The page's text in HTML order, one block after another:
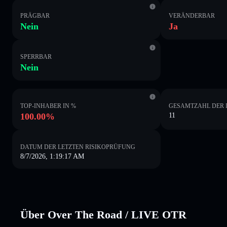
PRÄGBAR
Nein
VERÄNDERBAR
Ja
SPERRBAR
Nein
TOP-INHABER IN %
100.00%
GESAMTZAHL DER
11
DATUM DER LETZTEN RISIKOPRÜFUNG
8/7/2026, 1:19:17 AM
Über Over The Road / LIVE OTR